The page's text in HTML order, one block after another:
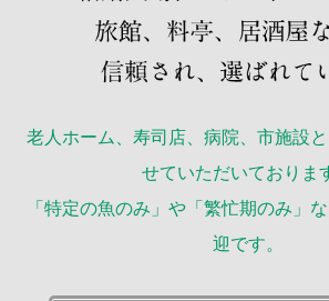
老人ホーム、寿司店、病院、市施設
せていただいておりま
「特定の魚のみ」や「繁忙期のみ」
迎です。